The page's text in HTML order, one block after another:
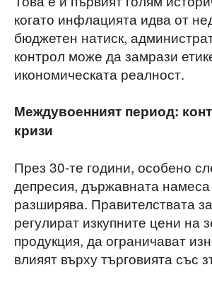
когато инфлацията идва от
бюджетен натиск,
контрол може да замрази
икономическата реалност.
Междувоенният период:
кризи
През 30-те години, особено
депресия, държавната
разширява. Правителствата
регулират изкупните цени на
продукция, да ограничават
влияят върху търговията със